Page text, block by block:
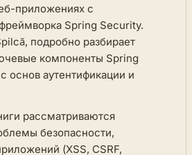
приложениях с
Spring Security.
подробно разбирает
компоненты Spring
основ аутентификации и
рассматриваются
безопасности,
(XSS, CSRF,